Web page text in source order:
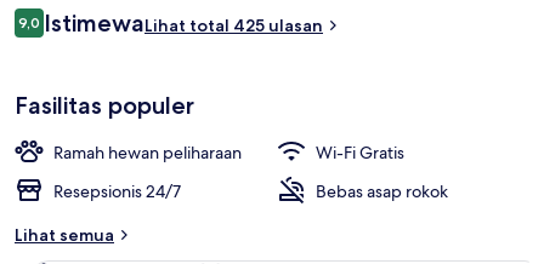
Ulasan
9,09,0 dari 10
IstimewaLihat total 425 ulasan
Fasilitas populer
Ramah hewan peliharaan
Wi-Fi Gratis
Resepsionis 24/7
Bebas asap rokok
Lihat semua